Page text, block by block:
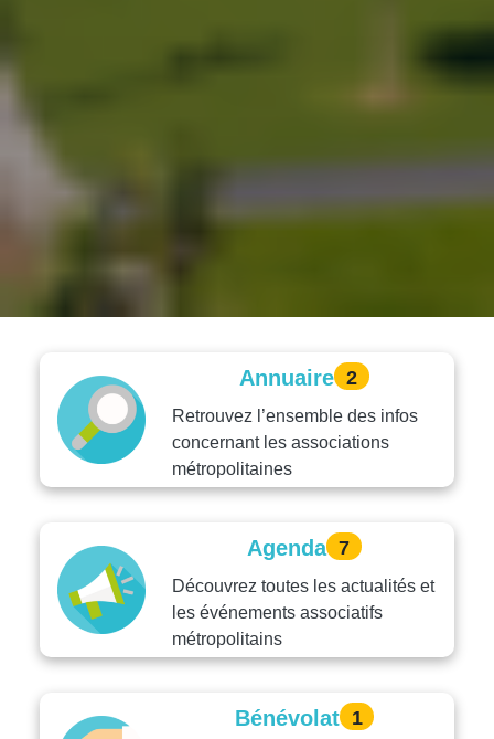
Annuaire 2
Retrouvez l’ensemble des infos
concernant les associations
métropolitaines
Agenda 7
Découvrez toutes les actualités et
les événements associatifs
métropolitains
Bénévolat 1